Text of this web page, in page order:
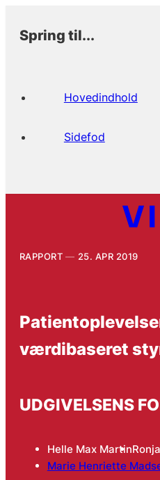
Spring til...
Hovedindhold
Sidefod
RAPPORT 25. APR 2019
værdibaseret
UDGIVELSENS
Helle Max Martin
Marie Henriette